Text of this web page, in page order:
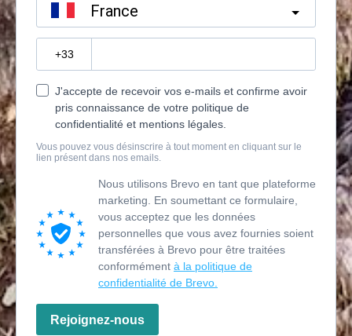
France
J'accepte de recevoir vos e-mails et confirme avoir
pris connaissance de votre politique de
confidentialité et mentions légales.
Vous pouvez vous désinscrire à tout moment en cliquant sur le
lien présent dans nos emails.
Nous utilisons Brevo en tant que plateforme
marketing. En soumettant ce formulaire,
vous acceptez que les données
personnelles que vous avez fournies soient
transférées à Brevo pour être traitées
conformément à la politique de
confidentialité de Brevo.
Rejoignez-nous